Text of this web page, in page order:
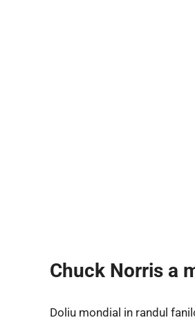
Chuck Norris a
Doliu mondial in randul